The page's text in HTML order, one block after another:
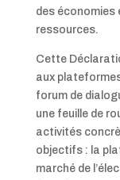
des économies
ressources.
Cette
aux
forum de
une feuille de
activités
objectifs : la
marché de